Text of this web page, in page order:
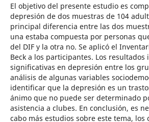
El objetivo del presente estudio es
depresión de dos muestras de 104
principal diferencia entre las dos
una estaba compuesta por personas
del DIF y la otra no. Se aplicó el
Beck a los participantes. Los
significativas en depresión entre los
análisis de algunas variables
identificar que la depresión es un
ánimo que no puede ser determinado
asistencia a clubes. En conclusión, es
cabo más estudios sobre este tema, los